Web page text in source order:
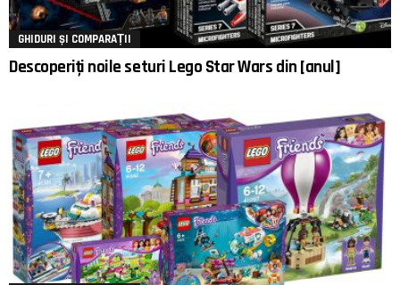
GHIDURI ȘI COMPARAȚII
Descoperiți noile seturi Lego Star Wars din [anul]